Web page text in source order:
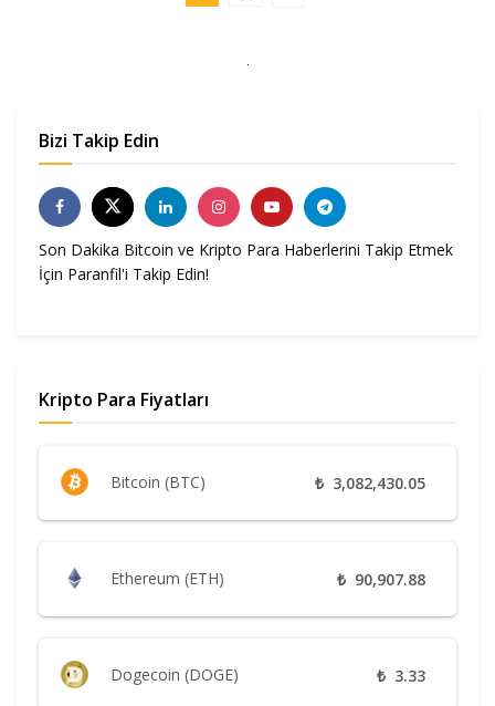
Bizi Takip Edin
Son Dakika Bitcoin ve Kripto Para Haberlerini Takip Etmek
İçin Paranfil'i Takip Edin!
Kripto Para Fiyatları
Bitcoin (BTC) ₺ 3,082,430.05
Ethereum (ETH) ₺ 90,907.88
Dogecoin (DOGE) ₺ 3.33